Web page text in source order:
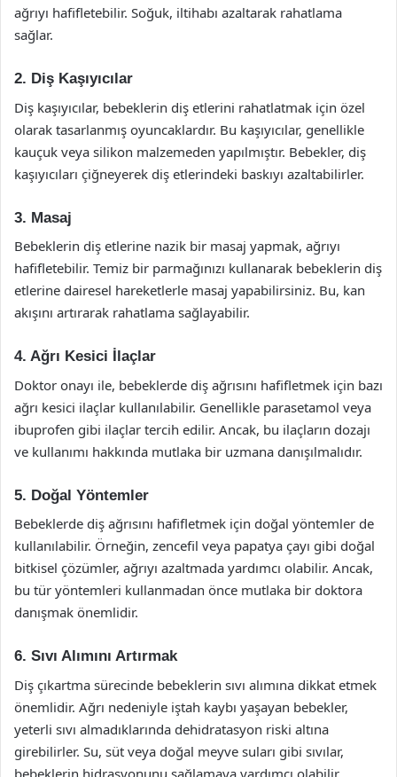
ağrıyı hafifletebilir. Soğuk, iltihabı azaltarak rahatlama
sağlar.
2. Diş Kaşıyıcılar
Diş kaşıyıcılar, bebeklerin diş etlerini rahatlatmak için özel
olarak tasarlanmış oyuncaklardır. Bu kaşıyıcılar, genellikle
kauçuk veya silikon malzemeden yapılmıştır. Bebekler, diş
kaşıyıcıları çiğneyerek diş etlerindeki baskıyı azaltabilirler.
3. Masaj
Bebeklerin diş etlerine nazik bir masaj yapmak, ağrıyı
hafifletebilir. Temiz bir parmağınızı kullanarak bebeklerin diş
etlerine dairesel hareketlerle masaj yapabilirsiniz. Bu, kan
akışını artırarak rahatlama sağlayabilir.
4. Ağrı Kesici İlaçlar
Doktor onayı ile, bebeklerde diş ağrısını hafifletmek için bazı
ağrı kesici ilaçlar kullanılabilir. Genellikle parasetamol veya
ibuprofen gibi ilaçlar tercih edilir. Ancak, bu ilaçların dozajı
ve kullanımı hakkında mutlaka bir uzmana danışılmalıdır.
5. Doğal Yöntemler
Bebeklerde diş ağrısını hafifletmek için doğal yöntemler de
kullanılabilir. Örneğin, zencefil veya papatya çayı gibi doğal
bitkisel çözümler, ağrıyı azaltmada yardımcı olabilir. Ancak,
bu tür yöntemleri kullanmadan önce mutlaka bir doktora
danışmak önemlidir.
6. Sıvı Alımını Artırmak
Diş çıkartma sürecinde bebeklerin sıvı alımına dikkat etmek
önemlidir. Ağrı nedeniyle iştah kaybı yaşayan bebekler,
yeterli sıvı almadıklarında dehidratasyon riski altına
girebilirler. Su, süt veya doğal meyve suları gibi sıvılar,
bebeklerin hidrasyonunu sağlamaya yardımcı olabilir.